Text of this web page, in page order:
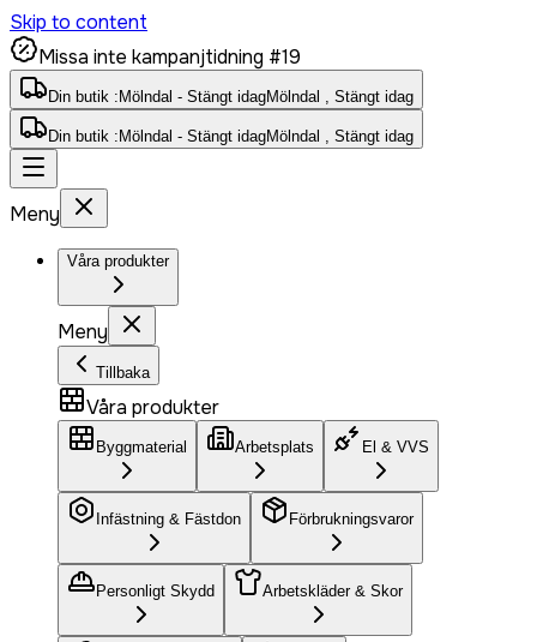
Skip to content
Missa inte kampanjtidning #19
Din butik : Mölndal - Stängt idagMölndal , Stängt idag
Din butik : Mölndal - Stängt idagMölndal , Stängt idag
Meny
Våra produkter
Meny
Tillbaka
Våra produkter
Byggmaterial Arbetsplats El & VVS
Infästning & Fästdon Förbrukningsvaror
Personligt Skydd Arbetskläder & Skor